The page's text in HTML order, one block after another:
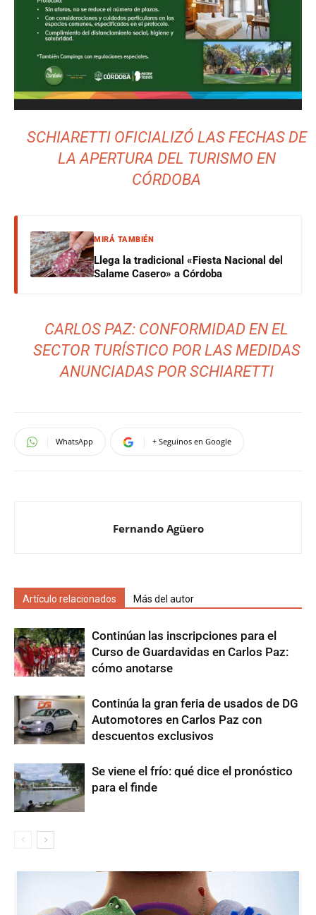
SCHIARETTI OFICIALIZÓ LAS FECHAS DE
LA APERTURA DEL TURISMO EN
CÓRDOBA
MIRÁ TAMBIÉN
Llega la tradicional «Fiesta Nacional del
Salame Casero» a Córdoba
CARLOS PAZ: CONFORMIDAD EN EL
SECTOR TURÍSTICO POR LAS MEDIDAS
ANUNCIADAS POR SCHIARETTI
WhatsApp + Seguinos en Google
Fernando Agüero
Artículo relacionados Más del autor
Continúan las inscripciones para el
Curso de Guardavidas en Carlos Paz:
cómo anotarse
Continúa la gran feria de usados de DG
Automotores en Carlos Paz con
descuentos exclusivos
Se viene el frío: qué dice el pronóstico
para el finde